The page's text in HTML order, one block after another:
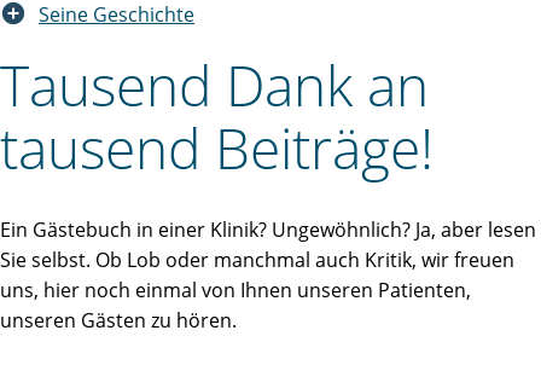
Seine Geschichte
Tausend Dank an
tausend Beiträge!
Ein Gästebuch in einer Klinik? Ungewöhnlich? Ja, aber lesen
Sie selbst. Ob Lob oder manchmal auch Kritik, wir freuen
uns, hier noch einmal von Ihnen unseren Patienten,
unseren Gästen zu hören.